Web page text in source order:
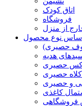
اتاق کودک
فروشگاه
از منزل
اساس نوع محصول
حصیری)
هدیه
حصیری
حصیری
و حصیری
کاغذی
فروشگاهی